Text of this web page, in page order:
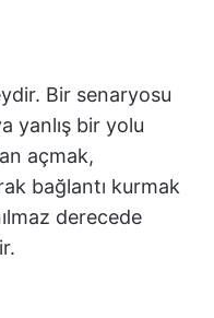
Bir senaryosu
yanlış bir yolu
açmak,
bağlantı kurmak
derecede